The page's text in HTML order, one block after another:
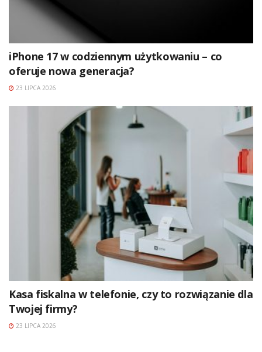
iPhone 17 w codziennym użytkowaniu – co
oferuje nowa generacja?
23 LIPCA 2026
Kasa fiskalna w telefonie, czy to rozwiązanie dla
Twojej firmy?
23 LIPCA 2026